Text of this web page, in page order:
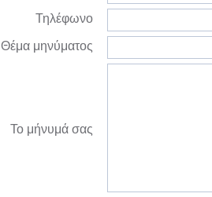
Τηλέφωνο
Θέμα μηνύματος
Το μήνυμά σας